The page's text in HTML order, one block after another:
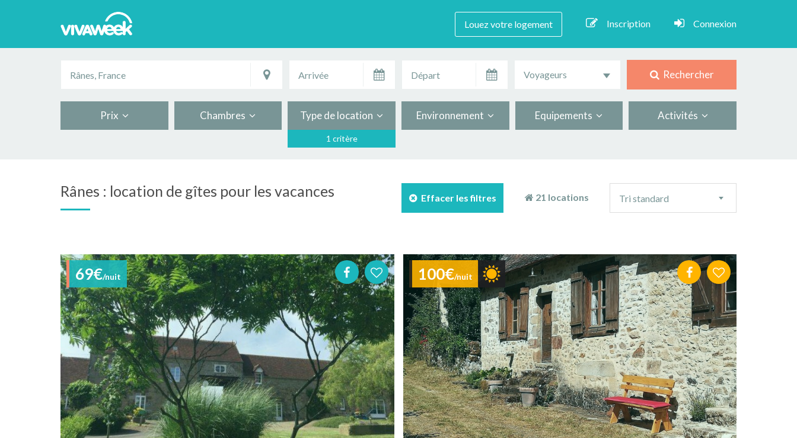
Louez votre logement Inscription Connexion
Voyageurs Rechercher
Prix Chambres Type de location
1 critère
Environnement Equipements Activités
Rânes : location de gîtes pour les vacances Effacer les filtres 21 locations
tri
Tri standard
69€/nuit 100€/nuit